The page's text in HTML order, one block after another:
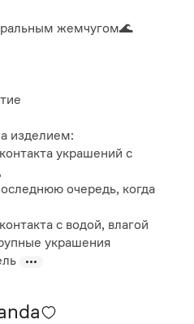
жемчугом🌊
изделием:
украшений с
очередь, когда
с водой, влагой
украшения